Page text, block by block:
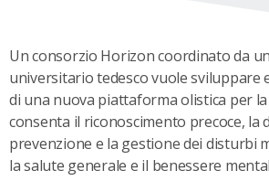
Un consorzio Horizon coordinato da
universitario tedesco vuole sviluppare
di una nuova piattaforma olistica per
consenta il riconoscimento precoce, la
prevenzione e la gestione dei disturbi
la salute generale e il benessere